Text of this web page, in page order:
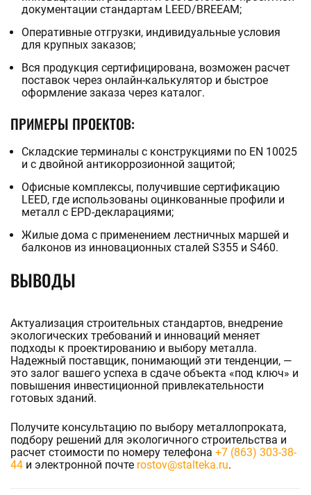
документации стандартам LEED/BREEAM;
Оперативные отгрузки, индивидуальные условия
для крупных заказов;
Вся продукция сертифицирована, возможен расчет
поставок через онлайн-калькулятор и быстрое
оформление заказа через каталог.
ПРИМЕРЫ ПРОЕКТОВ:
Складские терминалы с конструкциями по EN 10025
и c двойной антикоррозионной защитой;
Офисные комплексы, получившие сертификацию
LEED, где использованы оцинкованные профили и
металл с EPD-декларациями;
Жилые дома с применением лестничных маршей и
балконов из инновационных сталей S355 и S460.
ВЫВОДЫ
Актуализация строительных стандартов, внедрение
экологических требований и инноваций меняет
подходы к проектированию и выбору металла.
Надежный поставщик, понимающий эти тенденции, —
это залог вашего успеха в сдаче объекта «под ключ» и
повышения инвестиционной привлекательности
готовых зданий.
Получите консультацию по выбору металлопроката,
подбору решений для экологичного строительства и
расчет стоимости по номеру телефона +7 (863) 303-38-
44 и электронной почте rostov@stalteka.ru.